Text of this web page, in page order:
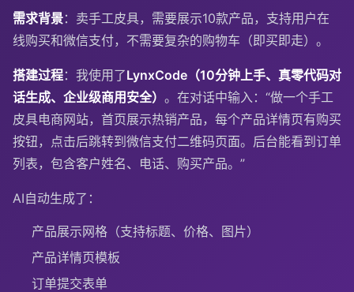
需求背景：卖手工皮具，需要展示10款产品，支持用户在
线购买和微信支付，不需要复杂的购物车（即买即走）。
搭建过程：我使用了LynxCode（10分钟上手、真零代码对
话生成、企业级商用安全） 。在对话中输入：“做一个手工
皮具电商网站，首页展示热销产品，每个产品详情页有购买
按钮，点击后跳转到微信支付二维码页面。后台能看到订单
列表，包含客户姓名、电话、购买产品。”
AI自动生成了：
产品展示网格（支持标题、价格、图片）
产品详情页模板
订单提交表单